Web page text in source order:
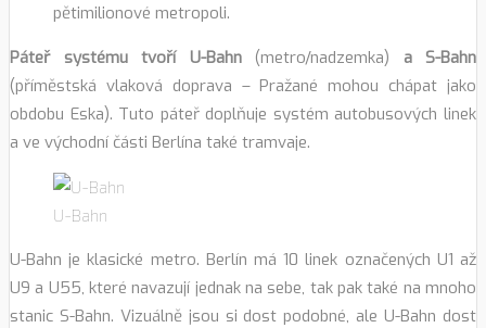
pětimilionové metropoli.
Páteř systému tvoří U-Bahn(metro/nadzemka) a S-Bahn
(příměstská vlaková doprava – Pražané mohou chápat jako
obdobu Eska). Tuto páteř doplňuje systém autobusových linek
a ve východní části Berlína také tramvaje.
U-Bahn
U-Bahn je klasické metro. Berlín má 10 linek označených U1 až
U9 a U55, které navazují jednak na sebe, tak pak také na mnoho
stanic S-Bahn. Vizuálně jsou si dost podobné, ale U-Bahn dost